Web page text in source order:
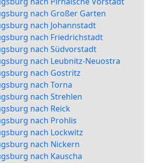
nach Großer Garten
nach Johannstadt
nach Friedrichstadt
nach Südvorstadt
nach Leubnitz-Neuostra
nach Gostritz
nach Torna
nach Strehlen
nach Reick
nach Prohlis
nach Lockwitz
nach Nickern
nach Kauscha